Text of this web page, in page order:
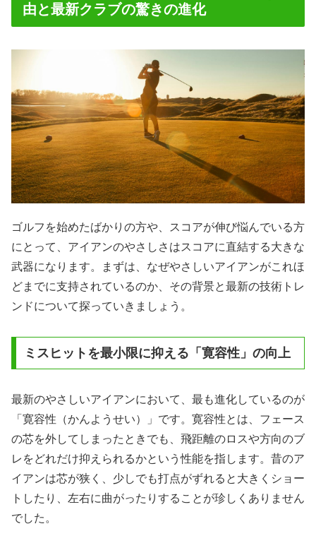
由と最新クラブの驚きの進化
ゴルフを始めたばかりの方や、スコアが伸び悩んでいる方
にとって、アイアンのやさしさはスコアに直結する大きな
武器になります。まずは、なぜやさしいアイアンがこれほ
どまでに支持されているのか、その背景と最新の技術トレ
ンドについて探っていきましょう。
ミスヒットを最小限に抑える「寛容性」の向上
最新のやさしいアイアンにおいて、最も進化しているのが
「寛容性（かんようせい）」です。寛容性とは、フェース
の芯を外してしまったときでも、飛距離のロスや方向のブ
レをどれだけ抑えられるかという性能を指します。昔のア
イアンは芯が狭く、少しでも打点がずれると大きくショー
トしたり、左右に曲がったりすることが珍しくありません
でした。